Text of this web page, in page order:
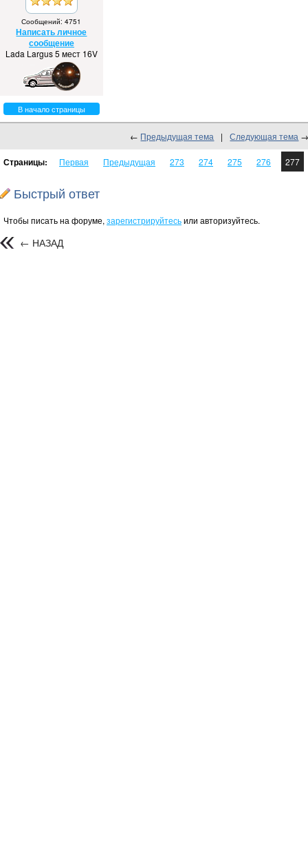
Сообщений: 4751
Написать личное
сообщение
Lada Largus 5 мест 16V
В начало страницы
← Предыдущая тема | Следующая тема
Страницы: Первая Предыдущая 273 274 275 276 277
Быстрый ответ
Чтобы писать на форуме, зарегистрируйтесьили авторизуйтесь.
← НАЗАД